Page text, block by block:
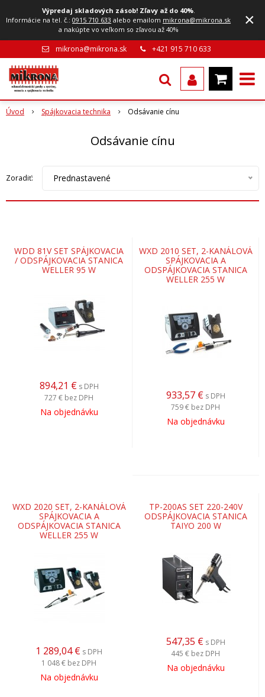
Výpredaj skladových zásob! Zľavy až do 40%.
Informácie na tel. č.:0915 710 633 alebo emailom mikrona@mikrona.sk
a nakúpte vo veľkom so zľavou až 40%
×
mikrona@mikrona.sk +421 915 710 633
Úvod Spájkovacia technika Odsávanie cínu
Odsávanie cínu
Zoradiť: Prednastavené
WDD 81V SET SPÁJKOVACIA
/ ODSPÁJKOVACIA STANICA
WELLER 95 W
894,21 € s DPH
727 € bez DPH
Na objednávku
WXD 2010 SET, 2-KANÁLOVÁ
SPÁJKOVACIA A
ODSPÁJKOVACIA STANICA
WELLER 255 W
933,57 € s DPH
759 € bez DPH
Na objednávku
WXD 2020 SET, 2-KANÁLOVÁ
SPÁJKOVACIA A
ODSPÁJKOVACIA STANICA
WELLER 255 W
1 289,04 € s DPH
1 048 € bez DPH
Na objednávku
TP-200AS SET 220-240V
ODSPÁJKOVACIA STANICA
TAIYO 200 W
547,35 € s DPH
445 € bez DPH
Na objednávku